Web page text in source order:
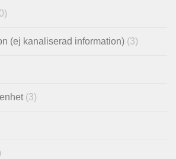
(ej kanaliserad information) (3)
(3)